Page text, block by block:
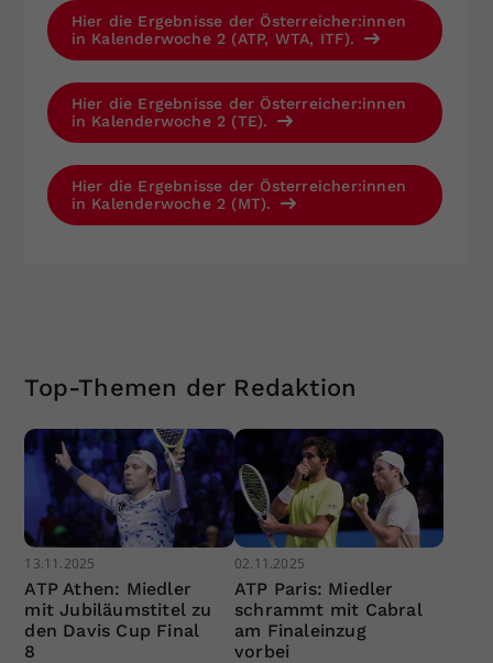
Hier die Ergebnisse der Österreicher:innen
in Kalenderwoche 2 (ATP, WTA, ITF).
Hier die Ergebnisse der Österreicher:innen
in Kalenderwoche 2 (TE).
Hier die Ergebnisse der Österreicher:innen
in Kalenderwoche 2 (MT).
Top-Themen der Redaktion
13.11.2025
ATP Athen: Miedler
mit Jubiläumstitel zu
den Davis Cup Final
8
02.11.2025
ATP Paris: Miedler
schrammt mit Cabral
am Finaleinzug
vorbei